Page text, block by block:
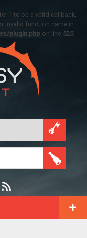
1 to be a valid callback,
invalid function name in
plugin.php on line 525